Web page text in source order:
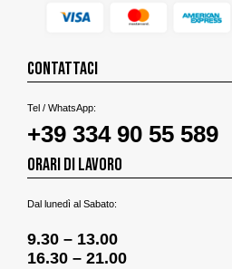
CONTATTACI
Tel / WhatsApp:
+39 334 90 55 589
ORARI DI LAVORO
Dal lunedì al Sabato:
9.30 – 13.00
16.30 – 21.00